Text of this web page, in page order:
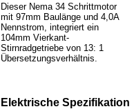
Dieser Nema 34 Schrittmotor
mit 97mm Baulänge und 4,0A
Nennstrom, integriert ein
104mm Vierkant-
Stirnradgetriebe von 13: 1
Übersetzungsverhältnis.
Elektrische Spezifikation